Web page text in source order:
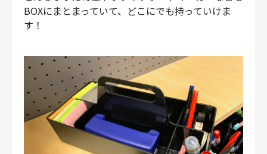
BOXにまとまっていて、どこにでも持っていけま
す！